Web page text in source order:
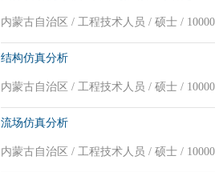
内蒙古自治区 / 工程技术人员 / 硕士 /
结构仿真分析
内蒙古自治区 / 工程技术人员 / 硕士 /
流场仿真分析
内蒙古自治区 / 工程技术人员 / 硕士 /